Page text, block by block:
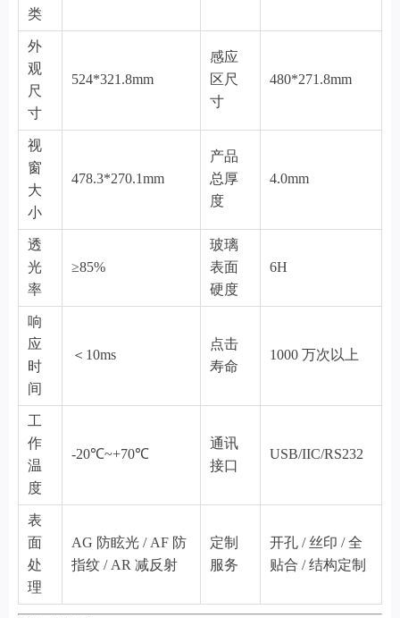
类
外
观
尺
寸
524*321.8mm
感应
区尺
寸
480*271.8mm
视
窗
大
小
478.3*270.1mm
产品
总厚
度
4.0mm
透
光
率
≥85%
玻璃
表面
硬度
6H
响
应
时
间
＜10ms
点击
寿命
1000 万次以上
工
作
温
度
-20℃~+70℃
通讯
接口
USB/IIC/RS232
表
面
处
理
AG 防眩光 / AF 防
指纹 / AR 减反射
定制
服务
开孔 / 丝印 / 全
贴合 / 结构定制